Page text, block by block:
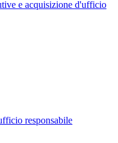
e acquisizione d'ufficio
responsabile